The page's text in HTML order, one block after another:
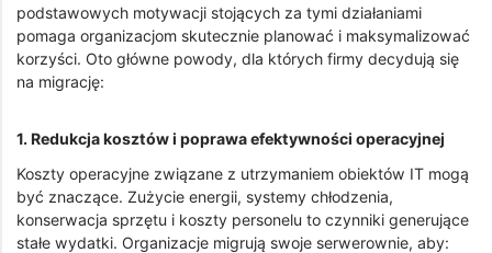
podstawowych motywacji stojących za tymi działaniami
pomaga organizacjom skutecznie planować i maksymalizować
korzyści. Oto główne powody, dla których firmy decydują się
na migrację:
1. Redukcja kosztów i poprawa efektywności operacyjnej
Koszty operacyjne związane z utrzymaniem obiektów IT mogą
być znaczące. Zużycie energii, systemy chłodzenia,
konserwacja sprzętu i koszty personelu to czynniki generujące
stałe wydatki. Organizacje migrują swoje serwerownie, aby: